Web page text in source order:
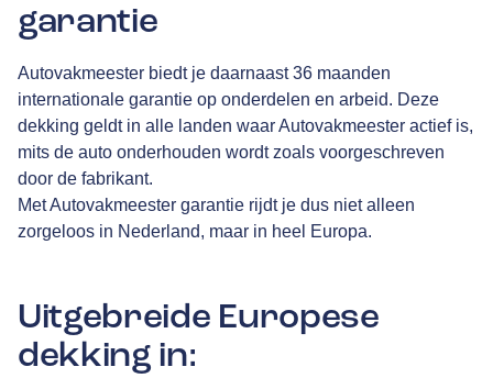
garantie
Autovakmeester biedt je daarnaast 36 maanden
internationale garantie op onderdelen en arbeid. Deze
dekking geldt in alle landen waar Autovakmeester actief is,
mits de auto onderhouden wordt zoals voorgeschreven
door de fabrikant.
Met Autovakmeester garantie rijdt je dus niet alleen
zorgeloos in Nederland, maar in heel Europa.
Uitgebreide Europese
dekking in: